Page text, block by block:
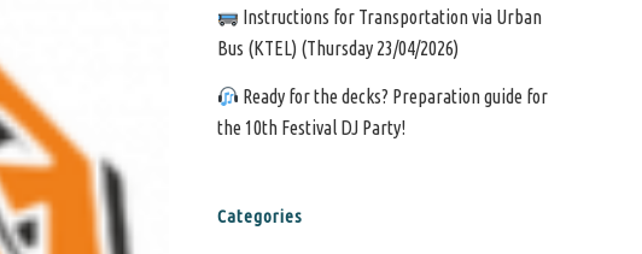
Instructions for Transportation via Urban
Bus (KTEL) (Thursday 23/04/2026)
Ready for the decks? Preparation guide for
the 10th Festival DJ Party!
Categories